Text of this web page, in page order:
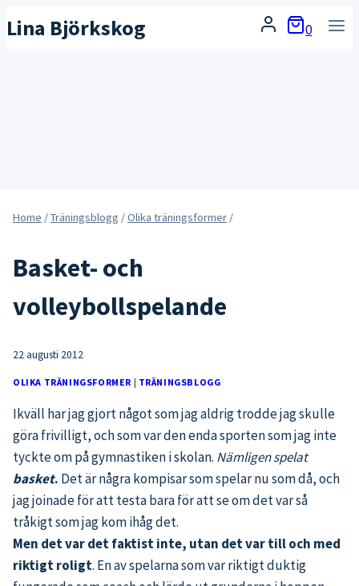
Skip
to
Lina Björkskog 0
Home /Träningsblogg /Olika träningsformer /
Basket- och
volleybollspelande
22 augusti 2012
OLIKA TRÄNINGSFORMER | TRÄNINGSBLOGG
Ikväll har jag gjort något som jag aldrig trodde jag skulle
göra frivilligt, och som var den enda sporten som jag inte
tyckte om på gymnastiken i skolan. Nämligen spelat
basket. Det är några kompisar som spelar nu som då, och
jag joinade för att testa bara för att se om det var så
tråkigt som jag kom ihåg det.
Men det var det faktist inte, utan det var till och med
riktigt roligt. En av spelarna som var riktigt duktig